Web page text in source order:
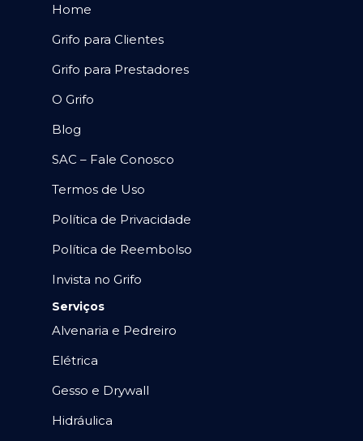
Home
Grifo para Clientes
Grifo para Prestadores
O Grifo
Blog
SAC – Fale Conosco
Termos de Uso
Política de Privacidade
Política de Reembolso
Invista no Grifo
Serviços
Alvenaria e Pedreiro
Elétrica
Gesso e Drywall
Hidráulica